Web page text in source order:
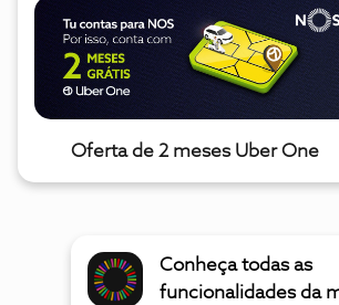
Oferta de 2 meses Uber One
Conheça todas as
funcionalidades da